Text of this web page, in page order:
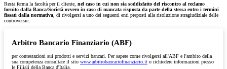
Resta ferma la facoltà per il cliente, nel caso in cui non sia soddisfatto del riscontro al reclamo
fornito dalla Banca/Società ovvero in caso di mancata risposta da parte della stessa entro i termini
fissati dalla normativa , di rivolgersi a uno dei seguenti enti preposti alla risoluzione stragiudiziale delle
controversie.
Arbitro Bancario Finanziario (ABF)
per contestazioni sui prodotti e servizi bancari. Per sapere come rivolgersi all'ABF e l'ambito della
sua competenza consultare il sito www.arbitrobancariofinanziario.it o richiedere informazioni presso
le Filiali della Banca d'Italia.